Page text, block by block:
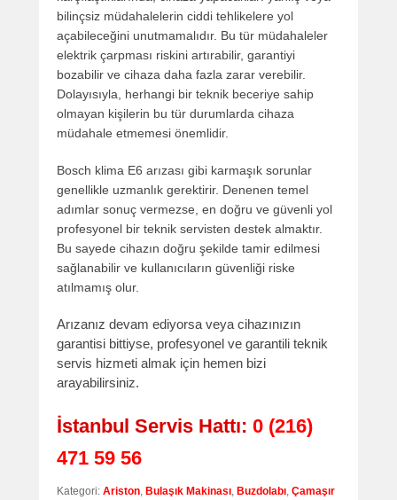
bilinçsiz müdahalelerin ciddi tehlikelere yol
açabileceğini unutmamalıdır. Bu tür müdahaleler
elektrik çarpması riskini artırabilir, garantiyi
bozabilir ve cihaza daha fazla zarar verebilir.
Dolayısıyla, herhangi bir teknik beceriye sahip
olmayan kişilerin bu tür durumlarda cihaza
müdahale etmemesi önemlidir.
Bosch klima E6 arızası gibi karmaşık sorunlar
genellikle uzmanlık gerektirir. Denenen temel
adımlar sonuç vermezse, en doğru ve güvenli yol
profesyonel bir teknik servisten destek almaktır.
Bu sayede cihazın doğru şekilde tamir edilmesi
sağlanabilir ve kullanıcıların güvenliği riske
atılmamış olur.
Arızanız devam ediyorsa veya cihazınızın
garantisi bittiyse, profesyonel ve garantili teknik
servis hizmeti almak için hemen bizi
arayabilirsiniz.
İstanbul Servis Hattı: 0 (216)
471 59 56
Kategori: Ariston, Bulaşık Makinası, Buzdolabı, Çamaşır